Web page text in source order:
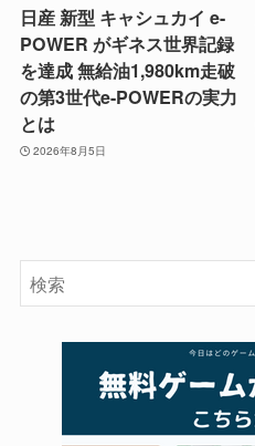
日産 新型 キャシュカイ e-
POWER がギネス世界記録
を達成 無給油1,980km走破
の第3世代e-POWERの実力
とは
2026年8月5日